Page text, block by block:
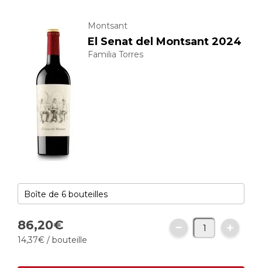
Montsant
El Senat del Montsant 2024
Familia Torres
86,20€
14,37€ / bouteille